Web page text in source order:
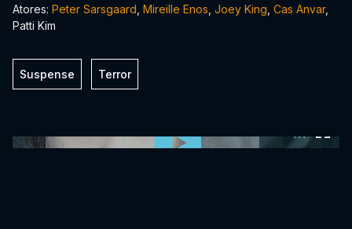
Atores: Peter Sarsgaard Mireille Enos Joey King Cas Anvar,
Patti Kim
Suspense Terror